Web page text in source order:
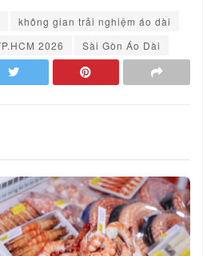
không gian trải nghiệm áo dài
2026
Sài Gòn Áo Dài